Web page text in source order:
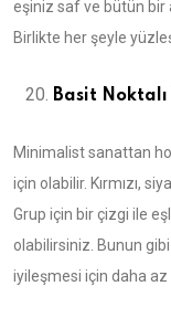
eşiniz saf ve bütün bir
Birlikte her şeyle
Basit Noktalı
Minimalist sanattan
için olabilir. Kırmızı,
Grup için bir çizgi ile
olabilirsiniz. Bunun
iyileşmesi için daha az